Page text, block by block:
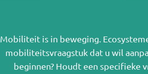
Mobiliteit is in beweging.
mobiliteitsvraagstuk dat u wil
beginnen? Houdt een specifieke